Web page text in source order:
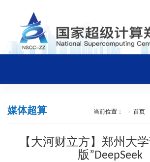
首页
中心概况
媒体超算 当前位置： 首页
【大河财立方】郑州大
版”DeepSeek